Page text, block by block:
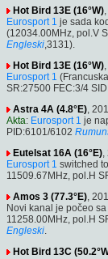
Hot Bird 13E (16°W)
Eurosport 1 je sada
(12034.00MHz, pol.V
Engleski,3131).
Hot Bird 13E (16°W)
Eurosport 1
SR:27500 FEC:3/4
Astra 4A (4.8°E),
Akta: Eurosport 1 je
PID:6101/6102
Eutelsat 16A (16°E),
Eurosport 1 switched
11509.67MHz, pol.H
Amos 3 (77.3°E),
Novi kanal je počeo
11258.00MHz, pol.H
Engleski.
Hot Bird 13C